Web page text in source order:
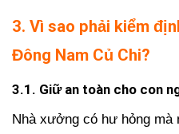
3. Vì sao phải kiểm
Đông Nam Củ Chi?
3.1. Giữ an toàn cho con
Nhà xưởng có hư hỏng